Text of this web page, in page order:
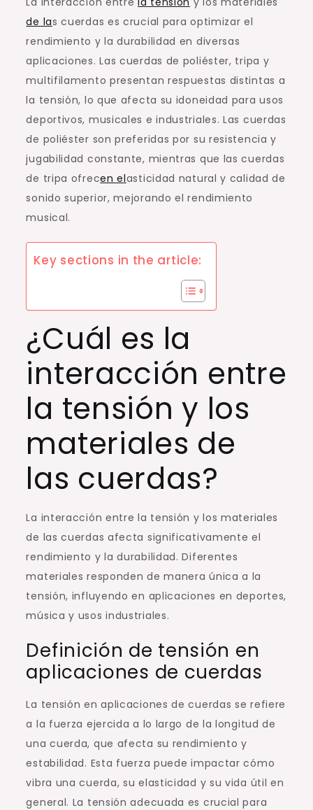
Tripa,
de las cuerdas es crucial para optimizar el
rendimiento y la durabilidad en diversas
aplicaciones. Las cuerdas de poliéster, tripa y
multifilamento presentan respuestas distintas a
la tensión, lo que afecta su idoneidad para usos
deportivos, musicales e industriales. Las cuerdas
de poliéster son preferidas por su resistencia y
jugabilidad constante, mientras que las cuerdas
de tripa ofrecen elasticidad natural y calidad de
sonido superior, mejorando el rendimiento
musical.
Key sections in the article:
¿Cuál es la
interacción entre
la tensión y los
materiales de
las cuerdas?
La interacción entre la tensión y los materiales
de las cuerdas afecta significativamente el
rendimiento y la durabilidad. Diferentes
materiales responden de manera única a la
tensión, influyendo en aplicaciones en deportes,
música y usos industriales.
Definición de tensión en
aplicaciones de cuerdas
La tensión en aplicaciones de cuerdas se refiere
a la fuerza ejercida a lo largo de la longitud de
una cuerda, que afecta su rendimiento y
estabilidad. Esta fuerza puede impactar cómo
vibra una cuerda, su elasticidad y su vida útil en
general. La tensión adecuada es crucial para